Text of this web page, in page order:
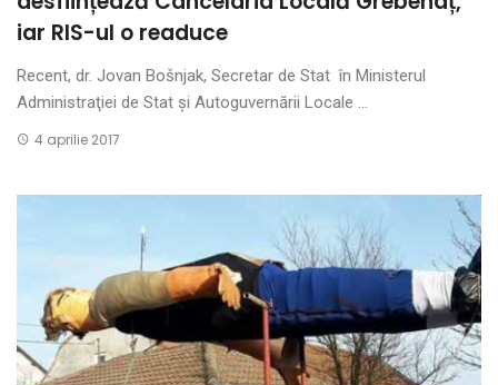
iar RIS-ul o readuce
Recent, dr. Jovan Bošnjak, Secretar de Stat în Ministerul
Administraţiei de Stat şi Autoguvernării Locale ...
4 aprilie 2017